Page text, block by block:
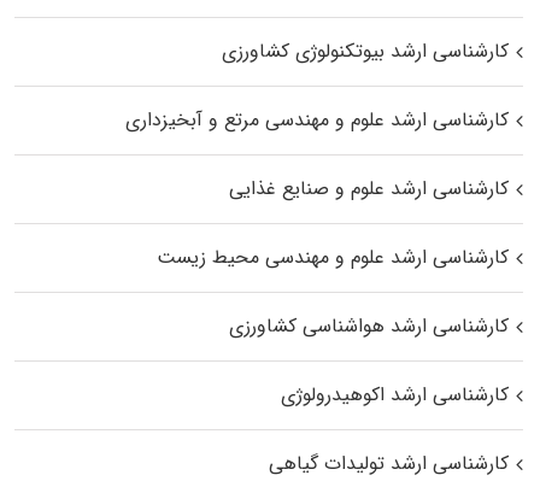
کارشناسی ارشد بیوتکنولوژی کشاورزی
کارشناسی ارشد علوم و مهندسی مرتع و آبخیزداری
کارشناسی ارشد علوم و صنایع غذایی
کارشناسی ارشد علوم و مهندسی محیط زیست
کارشناسی ارشد هواشناسی کشاورزی
کارشناسی ارشد اکوهیدرولوژی
کارشناسی ارشد تولیدات گیاهی